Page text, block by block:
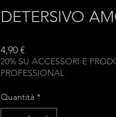
DETERSIVO
4,90 €
20% SU ACCESSORI E
PROFESSIONAL
Quantità *